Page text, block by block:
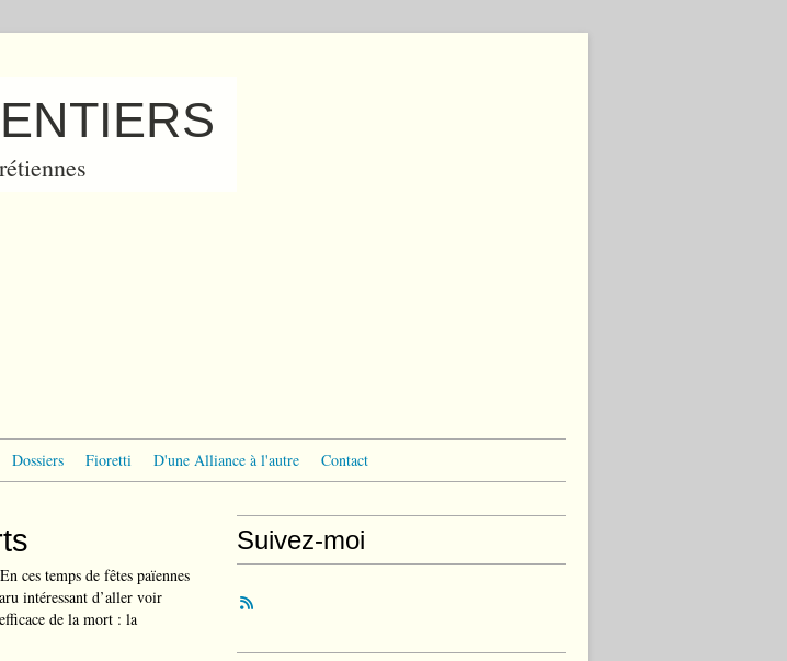
Dossiers Fioretti D'une Alliance à l'autre Contact
ces temps de fêtes païennes
intéressant d’aller voir
de la mort : la
Suivez-moi